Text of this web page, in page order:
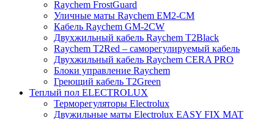
Raychem FrostGuard
Уличные маты Raychem EM2-CM
Кабель Raychem GM-2CW
Двухжильный кабель Raychem T2Black
Raychem T2Red – саморегулируемый кабель
Двухжильный кабель Raychem CERA PRO
Блоки управление Raychem
Греющий кабель T2Green
Теплый пол ELECTROLUX
Терморегуляторы Electrolux
Двужильные маты Electrolux EASY FIX MAT